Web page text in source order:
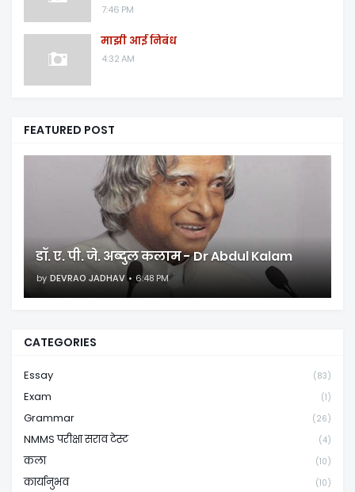
7:46 PM
माझी आई निबंध
4:32 AM
FEATURED POST
डॉ. ए. पी. जे. अब्दुल कलाम - Dr Abdul Kalam
by DEVRAO JADHAV 6:48 PM
CATEGORIES
Essay (83)
Exam (1)
Grammar (26)
NMMS परीक्षा सराव टेस्ट (4)
कला (10)
कार्यानुभव (10)